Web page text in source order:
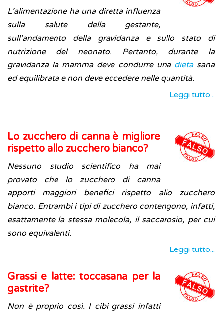
L’alimentazione ha una diretta influenza
sulla salute della gestante,
sull’andamento della gravidanza e sullo stato di
nutrizione del neonato. Pertanto, durante la
gravidanza la mamma deve condurre una dietasana
ed equilibrata e non deve eccedere nelle quantità.
Leggi tutto...
Lo zucchero di canna è migliore
rispetto allo zucchero bianco?
Nessuno studio scientifico ha mai
provato che lo zucchero di canna
apporti maggiori benefici rispetto allo zucchero
bianco. Entrambi i tipi di zucchero contengono, infatti,
esattamente la stessa molecola, il saccarosio, per cui
sono equivalenti.
Leggi tutto...
Grassi e latte: toccasana per la
gastrite?
Non è proprio così. I cibi grassi infatti